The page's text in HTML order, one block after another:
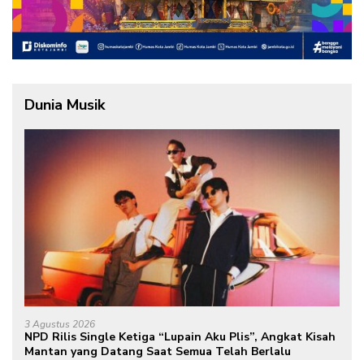
Dunia Musik
3 Agustus 2026
NPD Rilis Single Ketiga “Lupain Aku Plis”, Angkat Kisah
Mantan yang Datang Saat Semua Telah Berlalu